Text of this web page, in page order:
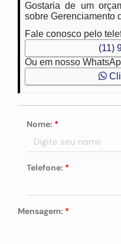
Gostaria de um
sobre Gerenciamento
Fale conosco pelo
(11)
Ou em nosso
Nome: *
Telefone: *
Mensagem: *